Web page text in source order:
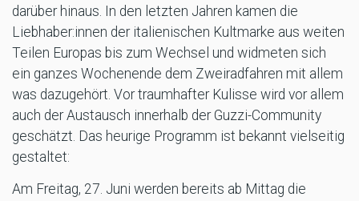
darüber hinaus. In den letzten Jahren kamen die
Liebhaber:innen der italienischen Kultmarke aus weiten
Teilen Europas bis zum Wechsel und widmeten sich
ein ganzes Wochenende dem Zweiradfahren mit allem
was dazugehört. Vor traumhafter Kulisse wird vor allem
auch der Austausch innerhalb der Guzzi-Community
geschätzt. Das heurige Programm ist bekannt vielseitig
gestaltet:
Am Freitag, 27. Juni werden bereits ab Mittag die